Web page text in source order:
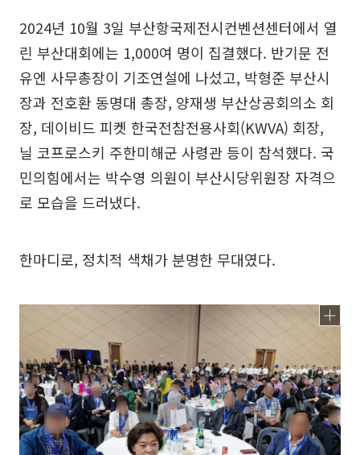
2024년 10월 3일 부산항국제전시컨벤션센터에서 열
린 부산대회에는 1,000여 명이 집결했다. 반기문 전
유엔 사무총장이 기조연설에 나섰고, 박형준 부산시
장과 전호환 동명대 총장, 양재생 부산상공회의소 회
장, 데이비드 피켓 한국전참전용사회(KWVA) 회장,
닐 코프로스키 주한미해군 사령관 등이 참석했다. 국
민의힘에서는 박수영 의원이 부산시당위원장 자격으
로 모습을 드러냈다.
한마디로, 정치적 색채가 분명한 무대였다.